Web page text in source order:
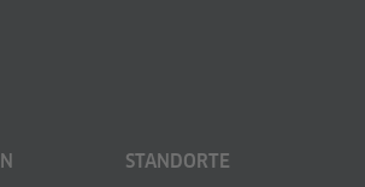
STANDORTE